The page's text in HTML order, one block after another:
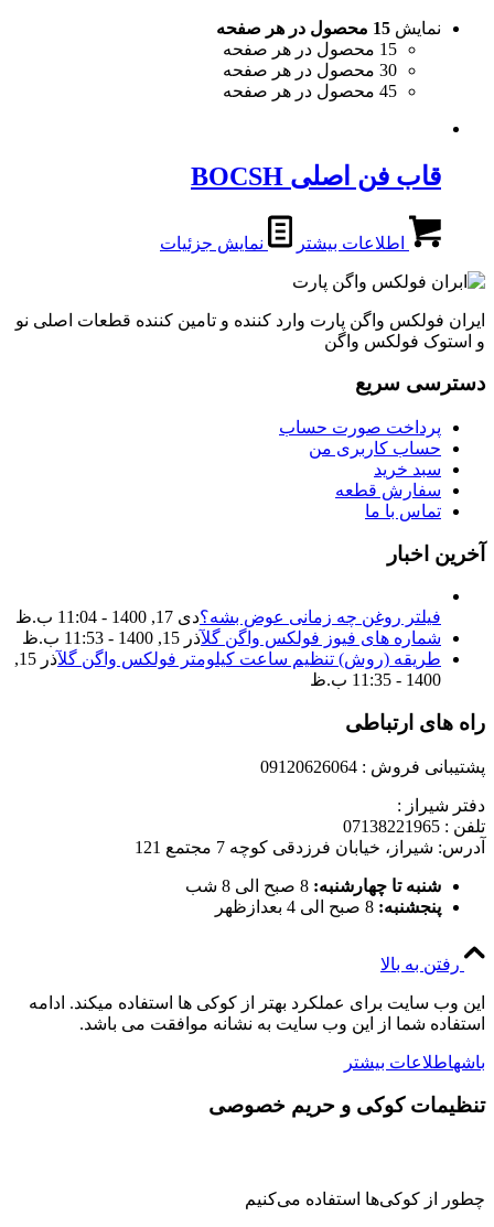
نمایش 15 محصول در هر صفحه
15 محصول در هر صفحه
30 محصول در هر صفحه
45 محصول در هر صفحه
قاب فن اصلی BOCSH
اطلاعات بیشتر نمایش جزئیات
ایران فولکس واگن پارت وارد کننده و تامین کننده قطعات اصلی نو
و استوک فولکس واگن
دسترسی سریع
پرداخت صورت حساب
حساب کاربری من
سبد خرید
سفارش قطعه
تماس با ما
آخرین اخبار
فیلتر روغن چه زمانی عوض بشه؟دی 17, 1400 - 11:04 ب.ظ
شماره های فیوز فولکس واگن گلآذر 15, 1400 - 11:53 ب.ظ
طریقه (روش) تنظیم ساعت کیلومتر فولکس واگن گل
آذر 15,
1400 - 11:35 ب.ظ
راه های ارتباطی
پشتیبانی فروش : 09120626064
دفتر شیراز :
تلفن : 07138221965
آدرس: شیراز، خیابان فرزدقی کوچه 7 مجتمع 121
شنبه تا چهارشنبه: 8 صبح الی 8 شب
پنجشنبه: 8 صبح الی 4 بعدازظهر
رفتن به بالا
این وب سایت برای عملکرد بهتر از کوکی ها استفاده میکند. ادامه
استفاده شما از این وب سایت به نشانه موافقت می باشد.
باشهاطلاعات بیشتر
تنظیمات کوکی و حریم خصوصی
چطور از کوکی‌ها استفاده می‌کنیم